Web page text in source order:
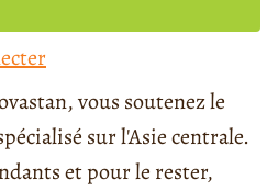
vous soutenez le
sur l'Asie centrale.
et pour le rester,